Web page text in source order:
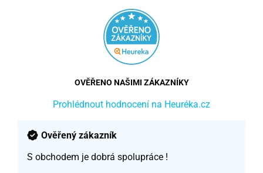
OVĚŘENO NAŠIMI ZÁKAZNÍKY
Prohlédnout hodnocení na Heuréka.cz
Ověřený zákazník
S obchodem je dobrá spolupráce !